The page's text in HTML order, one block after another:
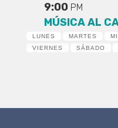
9:00 PM
MÚSICA AL
LUNES MARTES
VIERNES
SÁBADO